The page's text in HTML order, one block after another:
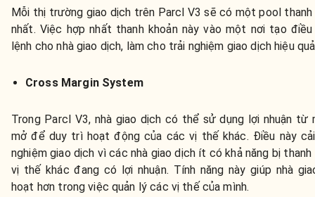
Mỗi thị trường giao dịch trên Parcl V3 sẽ có một pool thanh
nhất. Việc hợp nhất thanh khoản này vào một nơi tạo
lệnh cho nhà giao dịch, làm cho trải nghiệm giao dịch hiệu
Cross Margin System
Trong Parcl V3, nhà giao dịch có thể sử dụng lợi nhuận từ
mở để duy trì hoạt động của các vị thế khác. Điều này
nghiệm giao dịch vì các nhà giao dịch ít có khả năng bị
vị thế khác đang có lợi nhuận. Tính năng này giúp nhà
hoạt hơn trong việc quản lý các vị thế của mình.